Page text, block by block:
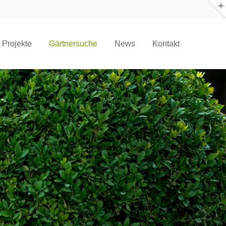
Aenean commodo ligula eget dolor.
Aenean massa. Cum sociis natoque
penatibus et magnis dis parturient
montes, nascetur ridiculus mus. Donec
quam felis, ultricies nec.
Projekte Gärtnersuche News Kontakt